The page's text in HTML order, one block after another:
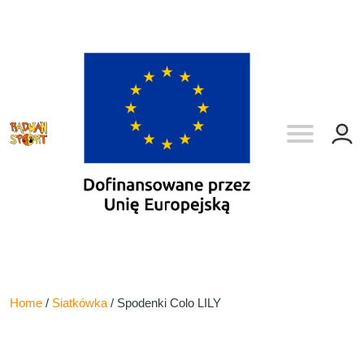
Home / Siatkówka / Spodenki Colo LILY